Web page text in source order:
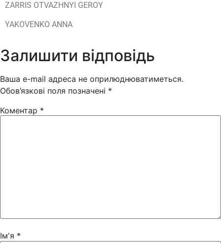
ZARRIS OTVAZHNYI GEROY
YAKOVENKO ANNA
Залишити відповідь
Ваша e-mail адреса не оприлюднюватиметься.
Обов’язкові поля позначені *
Коментар *
Ім'я *